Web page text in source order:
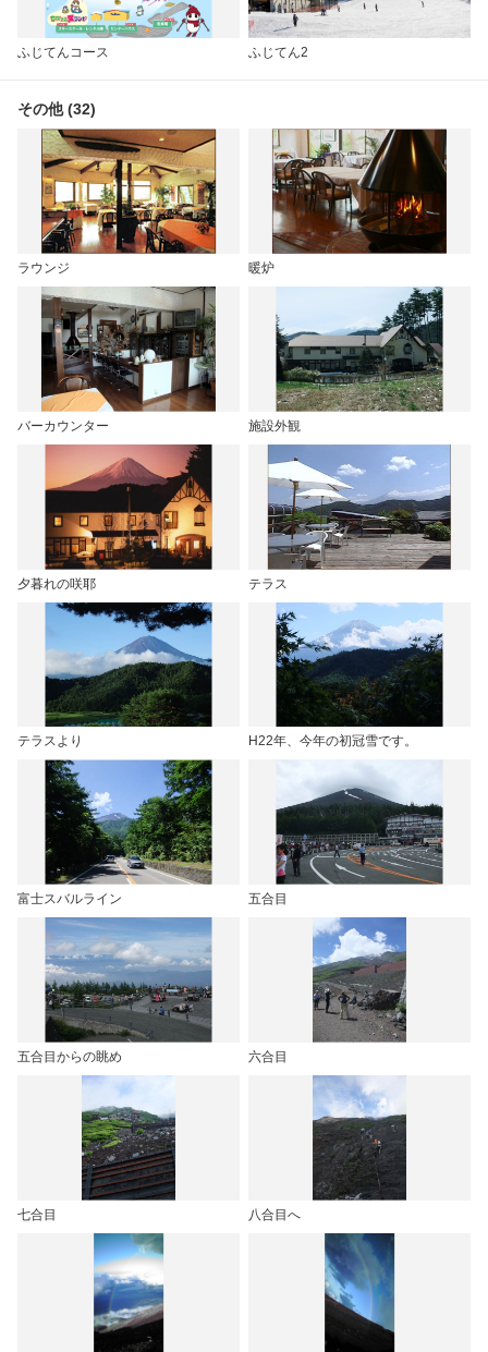
ふじてんコース ふじてん2
その他 (32)
ラウンジ 暖炉
バーカウンター 施設外観
夕暮れの咲耶 テラス
テラスより H22年、今年の初冠雪です。
富士スバルライン 五合目
五合目からの眺め 六合目
七合目 八合目へ